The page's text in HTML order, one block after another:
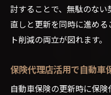
討することで、無駄のな
直しと更新を同時に進め
ト削減の両立が図れます。
保険代理店活用で自動車
自動車保険の更新時に保